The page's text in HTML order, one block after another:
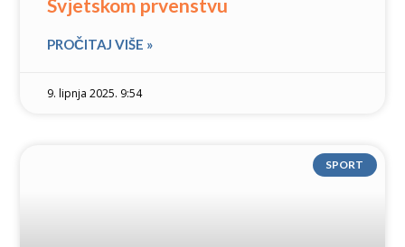
Svjetskom prvenstvu
PROČITAJ VIŠE »
9. lipnja 2025. 9:54
SPORT